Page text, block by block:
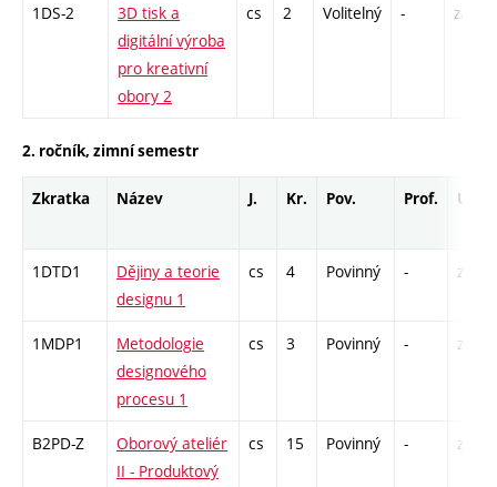
1DS-2
3D tisk a
digitální výroba
pro kreativní
obory 2
cs 2 Volitelný - zá
2. ročník, zimní semestr
Zkratka Název J. Kr. Pov. Prof. Uk.
1DTD1
Dějiny a teorie
designu 1
cs 4 Povinný - zk
1MDP1
Metodologie
designového
procesu 1
cs 3 Povinný - zk
B2PD-Z
Oborový ateliér
II - Produktový
cs 15 Povinný - zá,zk